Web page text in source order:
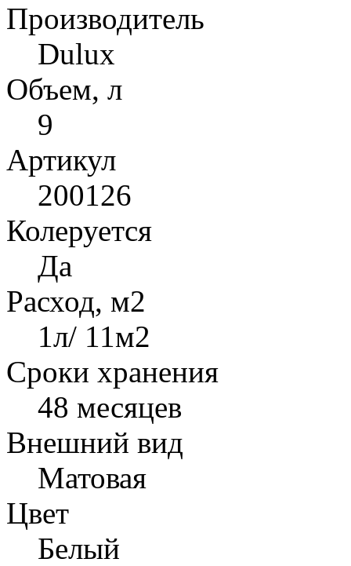
Производитель
Dulux
Объем, л
9
Артикул
200126
Колеруется
Да
Расход, м2
1л/ 11м2
Сроки хранения
48 месяцев
Внешний вид
Матовая
Цвет
Белый